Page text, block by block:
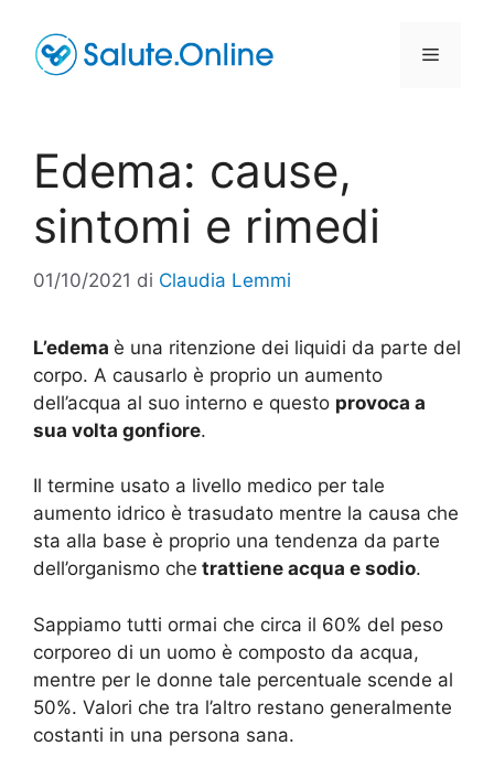
contenuto
Menu
Edema: cause,
sintomi e rimedi
01/10/2021 di Claudia Lemmi
L’edema è una ritenzione dei liquidi da parte del
corpo. A causarlo è proprio un aumento
dell’acqua al suo interno e questo provoca a
sua volta gonfiore.
Il termine usato a livello medico per tale
aumento idrico è trasudato mentre la causa che
sta alla base è proprio una tendenza da parte
dell’organismo che trattiene acqua e sodio.
Sappiamo tutti ormai che circa il 60% del peso
corporeo di un uomo è composto da acqua,
mentre per le donne tale percentuale scende al
50%. Valori che tra l’altro restano generalmente
costanti in una persona sana.